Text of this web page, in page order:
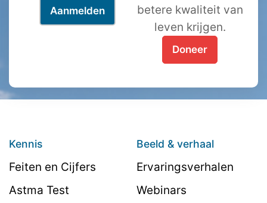
betere kwaliteit van
leven krijgen.
Doneer
Kennis
Feiten en Cijfers
Astma Test
Beeld & verhaal
Ervaringsverhalen
Webinars